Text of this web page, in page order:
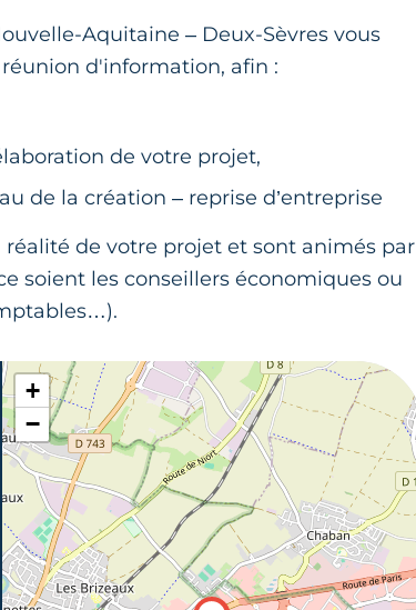
Aquitaine – Deux-Sèvres vous
d'information, afin :
de votre projet,
de la création – reprise d’entreprise
de votre projet et sont animés par
soient les conseillers économiques ou
+
−